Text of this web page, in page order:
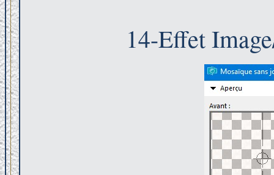
14-Effet